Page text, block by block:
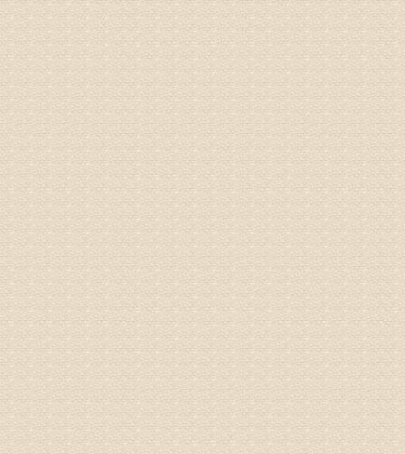
2015
之行右
专家回
姓名
专家回
姓名：
病情描
1、通过
2、通过
3、通过
通过上
来我院
姓名：
病情描
专家回